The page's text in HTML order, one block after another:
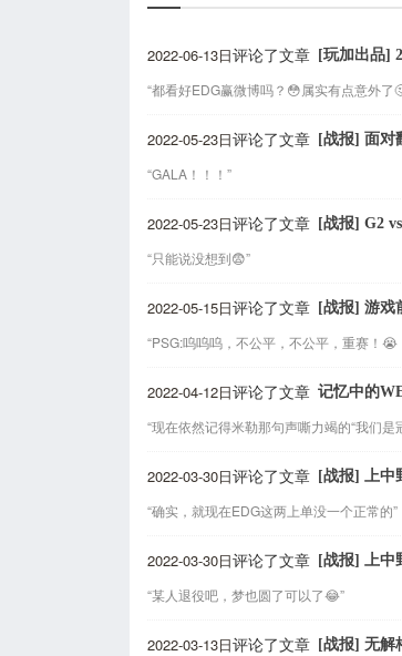
2022-06-13日评论了文章 [玩加出品]
“都看好EDG赢微博吗？😳属实有点意外了
2022-05-23日评论了文章 [战报] 面对
“GALA！！！”
2022-05-23日评论了文章 [战报] G2
“只能说没想到😨”
2022-05-15日评论了文章 [战报] 游戏
“PSG:呜呜呜，不公平，不公平，重赛！
2022-04-12日评论了文章 记忆中的
“现在依然记得米勒那句声嘶力竭的“我们是
2022-03-30日评论了文章 [战报] 上中
“确实，就现在EDG这两上单没一个正常的”
2022-03-30日评论了文章 [战报] 上中
“某人退役吧，梦也圆了可以了😂”
2022-03-13日评论了文章 [战报] 无解